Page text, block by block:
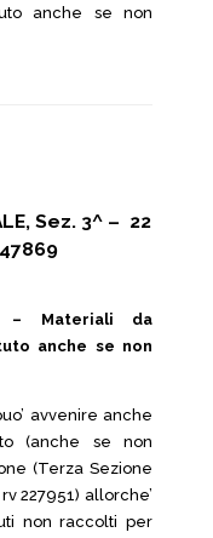
anche se non
Sez. 3^ – 22
– Materiali da
anche se non
avvenire anche
(anche se non
(Terza Sezione
227951) allorche’
non raccolti per